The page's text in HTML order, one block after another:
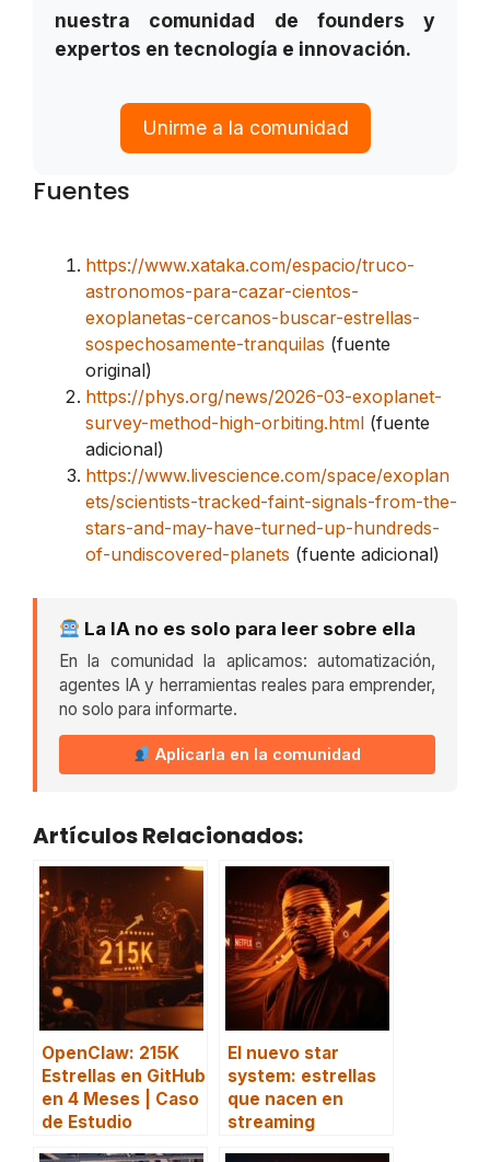
nuestra comunidad de founders y
expertos en tecnología e innovación.
Unirme a la comunidad
Fuentes
https://www.xataka.com/espacio/truco-
astronomos-para-cazar-cientos-
exoplanetas-cercanos-buscar-estrellas-
sospechosamente-tranquilas (fuente
original)
https://phys.org/news/2026-03-exoplanet-
survey-method-high-orbiting.html (fuente
adicional)
https://www.livescience.com/space/exoplan
ets/scientists-tracked-faint-signals-from-the-
stars-and-may-have-turned-up-hundreds-
of-undiscovered-planets (fuente adicional)
La IA no es solo para leer sobre ella
En la comunidad la aplicamos: automatización,
agentes IA y herramientas reales para emprender,
no solo para informarte.
Aplicarla en la comunidad
Artículos Relacionados:
OpenClaw: 215K
Estrellas en GitHub
en 4 Meses | Caso
de Estudio
El nuevo star
system: estrellas
que nacen en
streaming